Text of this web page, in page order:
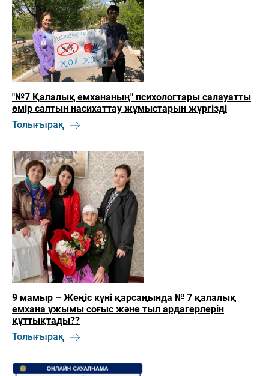
"№7 Қалалық емхананың" психологтары салауатты
өмір салтын насихаттау жұмыстарын жүргізді
Толығырақ
9 мамыр – Жеңіс күні қарсаңында № 7 қалалық
емхана ұжымы соғыс және тыл ардагерлерін
құттықтады??
Толығырақ